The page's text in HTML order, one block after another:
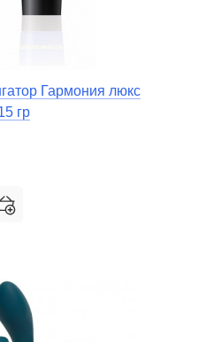
Гармония люкс
гр